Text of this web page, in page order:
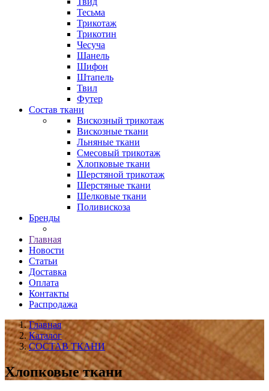
Тесьма
Трикотаж
Трикотин
Чесуча
Шанель
Шифон
Штапель
Твил
Футер
Состав ткани
Вискозный трикотаж
Вискозные ткани
Льняные ткани
Смесовый трикотаж
Хлопковые ткани
Шерстяной трикотаж
Шерстяные ткани
Шелковые ткани
Поливискоза
Бренды
Главная
Новости
Статьи
Доставка
Оплата
Контакты
Распродажа
Главная
Каталог
СОСТАВ ТКАНИ
Хлопковые ткани